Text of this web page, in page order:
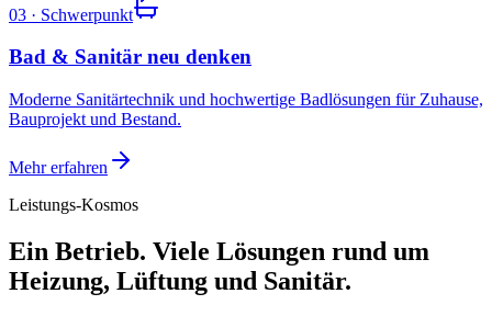
03 · Schwerpunkt
Bad & Sanitär neu denken
Moderne Sanitärtechnik und hochwertige Badlösungen für Zuhause,
Bauprojekt und Bestand.
Mehr erfahren
Leistungs-Kosmos
Ein Betrieb. Viele Lösungen rund um
Heizung, Lüftung und Sanitär.